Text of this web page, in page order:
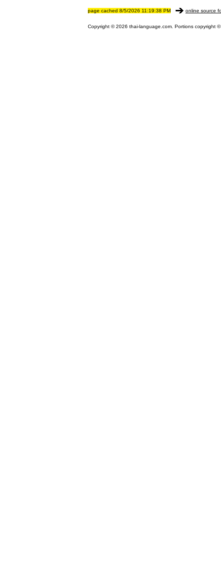
page cached 8/5/2026 11:19:38 PM online source
Copyright © 2026 thai-language.com. Portions copyright